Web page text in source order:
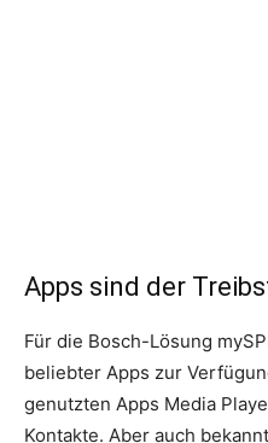
Apps sind der
Für die Bosch-Lösung
beliebter Apps zur
genutzten Apps Media
Kontakte. Aber auch